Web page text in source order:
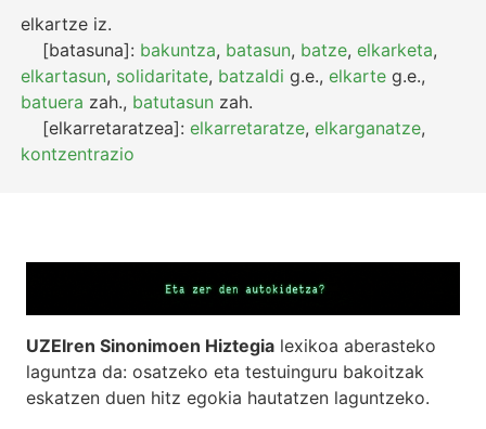
elkartze iz.
[batasuna]: bakuntza, batasun, batze,elkarketa,
elkartasun, solidaritate, batzaldi g.e.,elkarte g.e.,
batuera zah., batutasun zah.
[elkarretaratzea]:elkarretaratze,elkarganatze,
kontzentrazio
UZEIren Sinonimoen Hiztegia lexikoa aberasteko
laguntza da: osatzeko eta testuinguru bakoitzak
eskatzen duen hitz egokia hautatzen laguntzeko.